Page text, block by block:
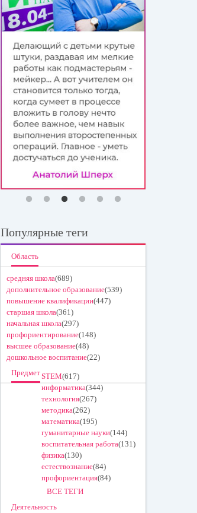
Популярные теги
Область
средняя школа(689)
дополнительное образование(539)
повышение квалификации(447)
старшая школа(361)
начальная школа(297)
профориентирование(148)
высшее образование(48)
дошкольное воспитание(22)
ПредметSTEM(617)
информатика(344)
технология(267)
методика(262)
математика(195)
гуманитарные науки(144)
воспитательная работа(131)
физика(130)
естествознание(84)
профориентация(84)
ВСЕ ТЕГИ
Деятельность